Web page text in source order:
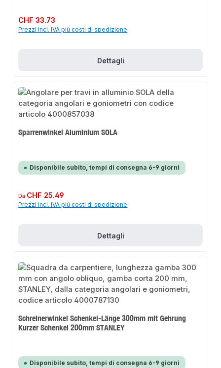
Prezzo normale:
CHF 33.73
Prezzi incl. IVA più costi di spedizione
Dettagli
Sparrenwinkel Aluminium SOLA
Disponibile subito, tempi di consegna 6-9 giorni
Prezzo normale:
Da CHF 25.49
Prezzi incl. IVA più costi di spedizione
Dettagli
Schreinerwinkel Schenkel-Länge 300mm mit Gehrung
Kurzer Schenkel 200mm STANLEY
Disponibile subito, tempi di consegna 6-9 giorni